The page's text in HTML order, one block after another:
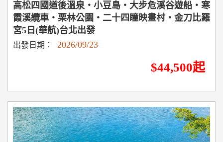
高松四國道後溫泉‧小豆島‧大步危溪谷遊船‧寒
霞溪纜車‧栗林公園‧二十四瞳映畫村‧金刀比羅
宮5日(華航)台北出發
出發日期： 2026/09/23
$44,500起